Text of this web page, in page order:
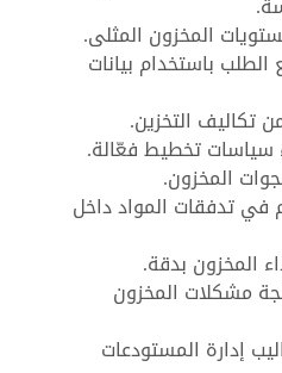
المخزون المثلى.
باستخدام بيانات
تكاليف التخزين.
سياسات تخطيط فعّالة.
المخزون.
تدفقات المواد داخل
المخزون بدقة.
مشكلات المخزون
إدارة المستودعات